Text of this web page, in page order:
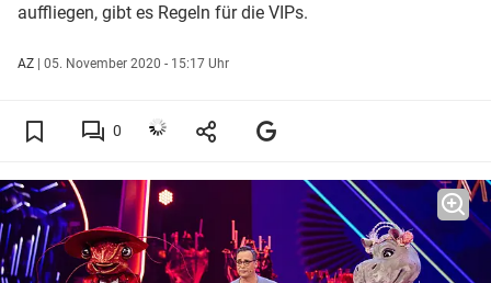
auffliegen, gibt es Regeln für die VIPs.
AZ | 05. November 2020 - 15:17 Uhr
0